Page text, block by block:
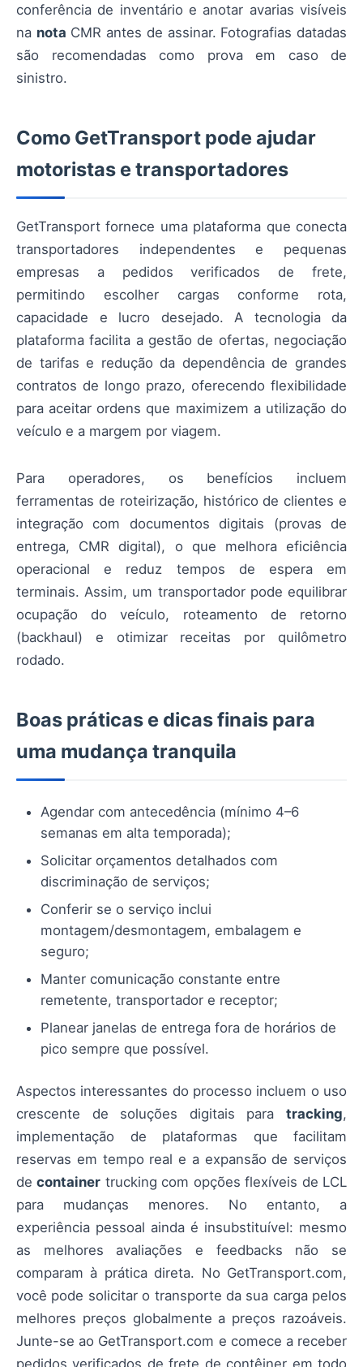
conferência de inventário e anotar avarias visíveis
na nota CMR antes de assinar. Fotografias datadas
são recomendadas como prova em caso de
sinistro.
Como GetTransport pode ajudar
motoristas e transportadores
GetTransport fornece uma plataforma que conecta
transportadores independentes e pequenas
empresas a pedidos verificados de frete,
permitindo escolher cargas conforme rota,
capacidade e lucro desejado. A tecnologia da
plataforma facilita a gestão de ofertas, negociação
de tarifas e redução da dependência de grandes
contratos de longo prazo, oferecendo flexibilidade
para aceitar ordens que maximizem a utilização do
veículo e a margem por viagem.
Para operadores, os benefícios incluem
ferramentas de roteirização, histórico de clientes e
integração com documentos digitais (provas de
entrega, CMR digital), o que melhora eficiência
operacional e reduz tempos de espera em
terminais. Assim, um transportador pode equilibrar
ocupação do veículo, roteamento de retorno
(backhaul) e otimizar receitas por quilômetro
rodado.
Boas práticas e dicas finais para
uma mudança tranquila
Agendar com antecedência (mínimo 4–6
semanas em alta temporada);
Solicitar orçamentos detalhados com
discriminação de serviços;
Conferir se o serviço inclui
montagem/desmontagem, embalagem e
seguro;
Manter comunicação constante entre
remetente, transportador e receptor;
Planear janelas de entrega fora de horários de
pico sempre que possível.
Aspectos interessantes do processo incluem o uso
crescente de soluções digitais para tracking,
implementação de plataformas que facilitam
reservas em tempo real e a expansão de serviços
decontainer trucking com opções flexíveis de LCL
para mudanças menores. No entanto, a
experiência pessoal ainda é insubstituível: mesmo
as melhores avaliações e feedbacks não se
comparam à prática direta. No GetTransport.com,
você pode solicitar o transporte da sua carga pelos
melhores preços globalmente a preços razoáveis.
Junte-se ao GetTransport.com e comece a receber